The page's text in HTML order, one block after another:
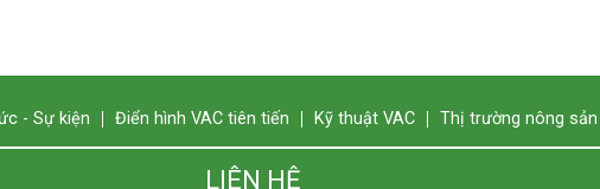
- Sự kiện Điển hình VAC tiên tiến Kỹ thuật VAC Thị trường nông sản
LIÊN HỆ